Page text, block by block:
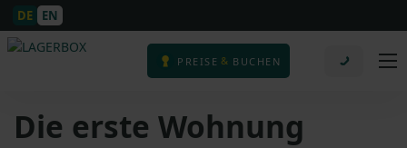
DE EN
PREISE & BUCHEN
Die erste Wohnung